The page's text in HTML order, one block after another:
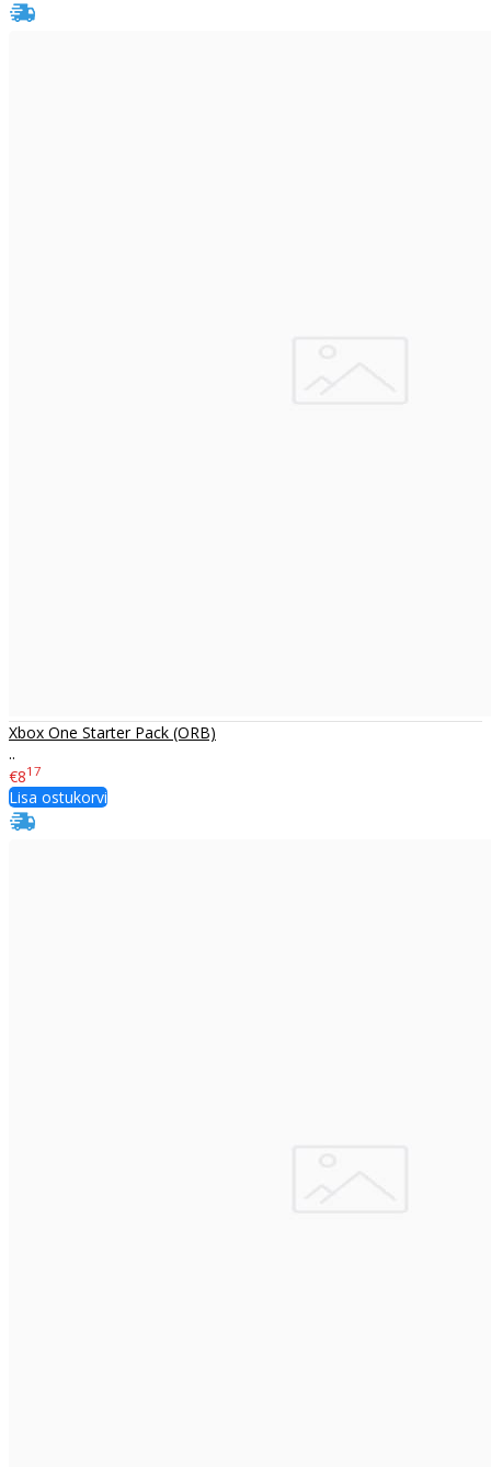
Xbox One Starter Pack (ORB)
..
€817
Lisa ostukorvi